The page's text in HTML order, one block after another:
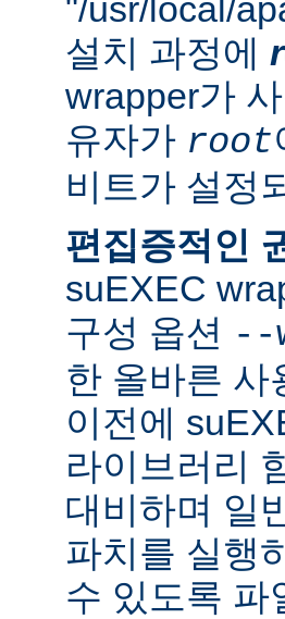
"/usr/local/
설치 과정에
wrapper가
유자가 root
비트가 설정
편집증적인
suEXEC
구성 옵션 --
한 올바른 사
이전에
라이브러리
대비하며 일
파치를 실행
수 있도록 파